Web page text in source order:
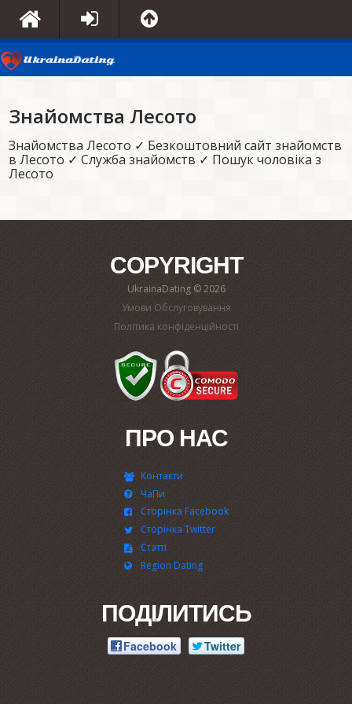
Знайомства Лесото
Знайомства Лесото ✓ Безкоштовний сайт знайомств
в Лесото ✓ Служба знайомств ✓ Пошук чоловіка з
Лесото
COPYRIGHT
UkrainaDating © 2026
Умови Обслуговування
Політика конфіденційності
ПРО НАС
Контакти
ЧаПи
Сторінка Facebook
Сторінка Twitter
Статті
Region Dating
ПОДІЛИТИСЬ
Facebook Twitter